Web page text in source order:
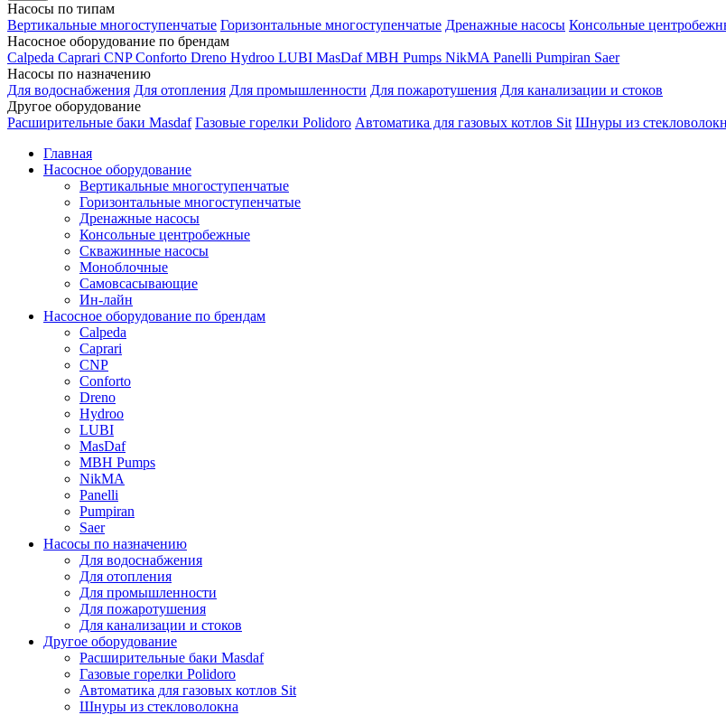
Насосы по типам
Вертикальные многоступенчатые Горизонтальные многоступенчатые Дренажные насосы Консольные
Насосное оборудование по брендам
Calpeda Caprari CNP Conforto Dreno Hydroo LUBI MasDaf MBH Pumps NikMA Panelli Pumpiran Saer
Насосы по назначению
Для водоснабжения Для отопления Для промышленности Для пожаротушения Для канализации и стоков
Другое оборудование
Расширительные баки Masdaf Газовые горелки Polidoro Автоматика для газовых котлов Sit Шнуры из
Главная
Насосное оборудование
Вертикальные многоступенчатые
Горизонтальные многоступенчатые
Дренажные насосы
Консольные центробежные
Скважинные насосы
Моноблочные
Самовсасывающие
Ин-лайн
Насосное оборудование по брендам
Calpeda
Caprari
CNP
Conforto
Dreno
Hydroo
LUBI
MasDaf
MBH Pumps
NikMA
Panelli
Pumpiran
Saer
Насосы по назначению
Для водоснабжения
Для отопления
Для промышленности
Для пожаротушения
Для канализации и стоков
Другое оборудование
Расширительные баки Masdaf
Газовые горелки Polidoro
Автоматика для газовых котлов Sit
Шнуры из стекловолокна